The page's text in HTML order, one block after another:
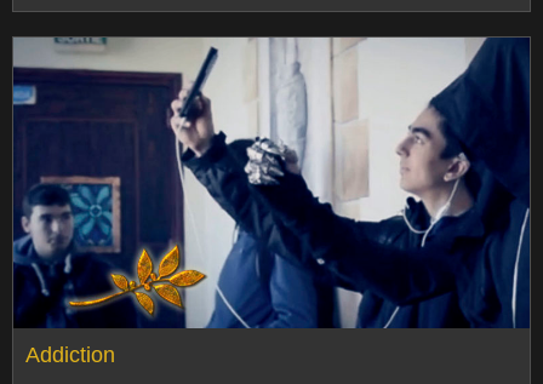
Addiction